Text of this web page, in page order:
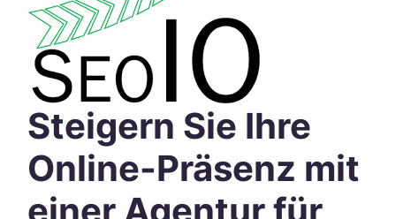
Steigern Sie Ihre
Online-Präsenz mit